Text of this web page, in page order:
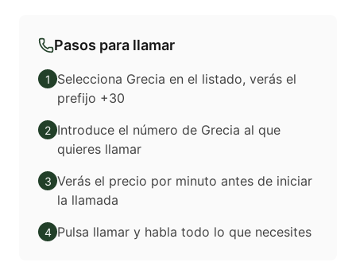
Pasos para llamar
1
Selecciona Grecia en el listado, verás el
prefijo +30
2 Introduce el número de Grecia al que
quieres llamar
3 Verás el precio por minuto antes de iniciar
la llamada
4 Pulsa llamar y habla todo lo que necesites